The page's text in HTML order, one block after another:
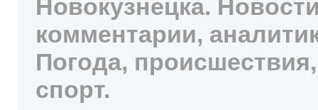
Новокузнецка.
комментарии,
Погода,
спорт.